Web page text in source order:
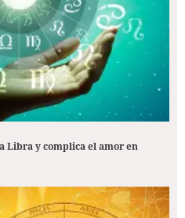
Libra y complica el amor en